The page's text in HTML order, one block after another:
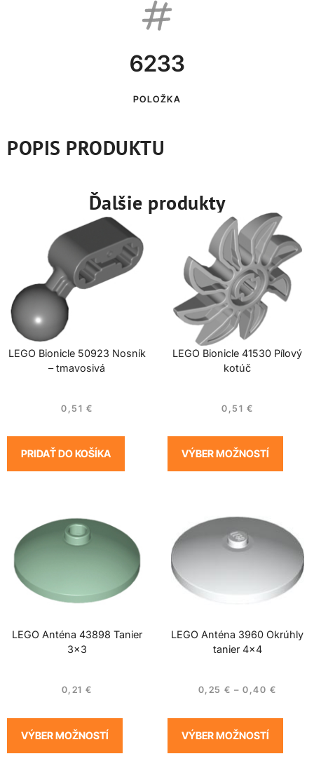
6233
POLOŽKA
POPIS PRODUKTU
Ďalšie produkty
LEGO Bionicle 50923 Nosník
– tmavosivá
0,51 €
PRIDAŤ DO KOŠÍKA
LEGO Bionicle 41530 Pílový
kotúč
0,51 €
VÝBER MOŽNOSTÍ
LEGO Anténa 43898 Tanier
3×3
0,21 €
VÝBER MOŽNOSTÍ
LEGO Anténa 3960 Okrúhly
tanier 4×4
0,25€ – 0,40 €
VÝBER MOŽNOSTÍ